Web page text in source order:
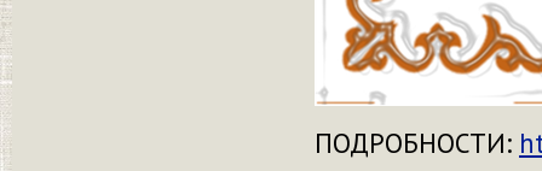
ПОДРОБНОСТИ: